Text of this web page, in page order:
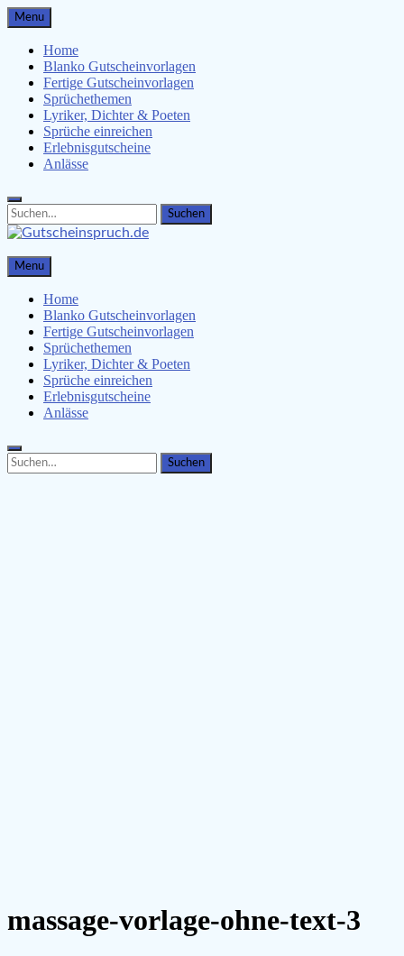
Skip
to
content
Menu
Home
Blanko Gutscheinvorlagen
Fertige Gutscheinvorlagen
Sprüchethemen
Lyriker, Dichter & Poeten
Sprüche einreichen
Erlebnisgutscheine
Anlässe
Search
for:
Search
Gutscheinspruch.de
Gutscheinsprüche & Gutscheinvorlagen finden
Menu
Home
Blanko Gutscheinvorlagen
Fertige Gutscheinvorlagen
Sprüchethemen
Lyriker, Dichter & Poeten
Sprüche einreichen
Erlebnisgutscheine
Anlässe
Search
for:
Search
massage-vorlage-ohne-text-3